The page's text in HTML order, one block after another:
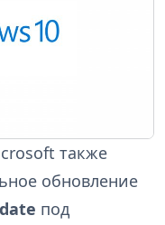
также
обновление
под